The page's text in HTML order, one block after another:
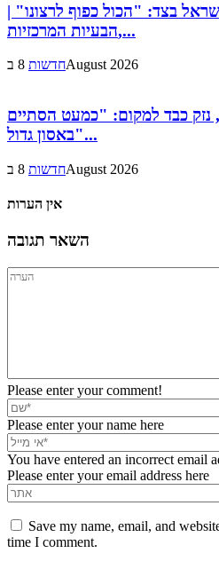
בצד: "הכול כפוף לרצונו" |
הבעיות המרכזיות,...
חדשות8 בAugust 2026
נזק כבד למקום: "כמעט הסתיים
באסון גדול"...
חדשות8 בAugust 2026
אין הערות
השאר תגובה
Please enter your comment!
Please enter your name here
You have entered an incorrect email
Please enter your email address here
Save my name, email, and
time I comment.